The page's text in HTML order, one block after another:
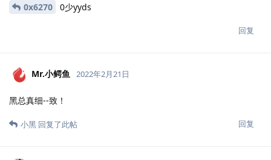
0x6270 0少yyds
回复
Mr.小鳄鱼 2022年2月21日
黑总真细--致！
回复
小黑 回复了此帖